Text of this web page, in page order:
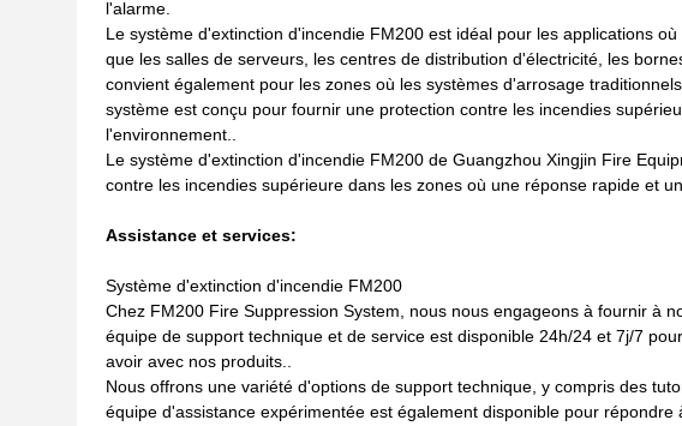
l'alarme.
Le système d'extinction d'incendie FM200 est idéal pour les applications
que les salles de serveurs, les centres de distribution d'électricité, les
convient également pour les zones où les systèmes d'arrosage
système est conçu pour fournir une protection contre les incendies
l'environnement..
Le système d'extinction d'incendie FM200 de Guangzhou Xingjin Fire
contre les incendies supérieure dans les zones où une réponse rapide et
Assistance et services:
Système d'extinction d'incendie FM200
Chez FM200 Fire Suppression System, nous nous engageons à fournir à
équipe de support technique et de service est disponible 24h/24 et 7j/7
avoir avec nos produits..
Nous offrons une variété d'options de support technique, y compris des
équipe d'assistance expérimentée est également disponible pour répondre